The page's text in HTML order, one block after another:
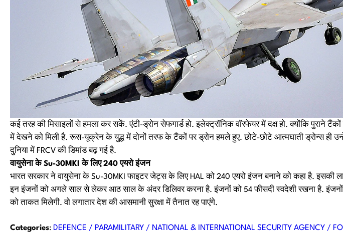
कई तरह की मिसाइलों से हमला कर सकें. एंटी-ड्रोन सेफगार्ड हो. इलेक्ट्रॉनिक वॉरफेयर में दक्ष हो. क्योंकि पुराने
में देखने को मिली है. रूस-यूक्रेन के युद्ध में दोनों तरफ के टैंकों पर ड्रोन हमले हुए. छोटे-छोटे आत्मघाती ड्रोन्स ही
दुनिया में FRCV की डिमांड बढ़ गई है.
वायुसेना के Su-30MKI के लिए 240 एयरो इंजन
भारत सरकार ने वायुसेना के Su-30MKI फाइटर जेट्स के लिए HAL को 240 एयरो इंजन बनाने को कहा है. इसकी
इन इंजनों को अगले साल से लेकर आठ साल के अंदर डिलिवर करना है. इंजनों को 54 फीसदी स्वदेशी रखना है.
को ताकत मिलेगी. वो लगातार देश की आसमानी सुरक्षा में तैनात रह पाएंगे.
Categories: DEFENCE / PARAMILITARY / NATIONAL & INTERNATIONAL SECURITY AGENCY /